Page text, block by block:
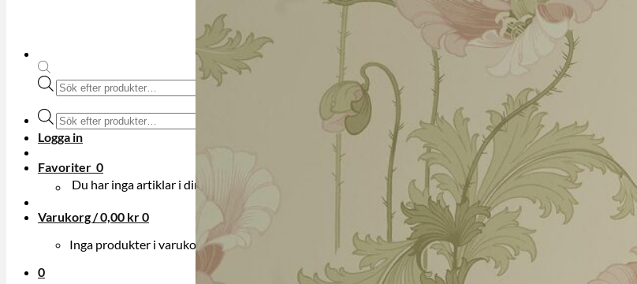
Produktsökning
Produktsökning
Logga in
Favoriter 0
Du har inga artiklar i din onskelista.
Varukorg /0,00 kr0
Inga produkter i varukorgen.
0